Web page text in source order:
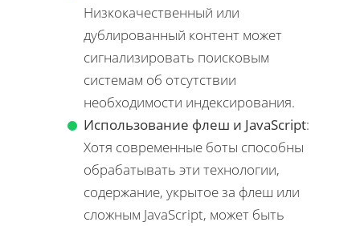
Низкокачественный или
дублированный контент может
сигнализировать поисковым
системам об отсутствии
необходимости индексирования.
Использование флеш и JavaScript:
Хотя современные боты способны
обрабатывать эти технологии,
содержание, укрытое за флеш или
сложным JavaScript, может быть